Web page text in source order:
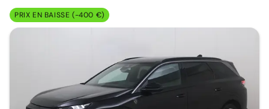
PRIX EN BAISSE (-400 €)